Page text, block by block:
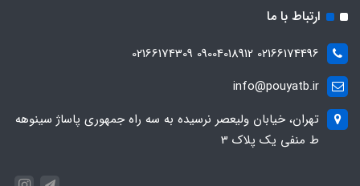
ارتباط با ما
02166174496 09004018912 02166174309
info@pouyatb.ir
تهران، خیابان ولیعصر نرسیده به سه راه جمهوری پاساژ سینوهه
ط منفی یک پلاک 3